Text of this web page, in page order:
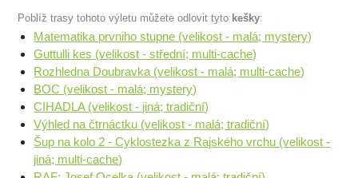
Poblíž trasy tohoto výletu můžete odlovit tyto kešky:
Matematika prvniho stupne (velikost - malá; mystery)
Guttulli kes (velikost - střední; multi-cache)
Rozhledna Doubravka (velikost - malá; multi-cache)
BOC (velikost - malá; mystery)
CIHADLA (velikost - jiná; tradiční)
Výhled na čtrnáctku (velikost - malá; tradiční)
Šup na kolo 2 - Cyklostezka z Rajského vrchu (velikost -
jiná; multi-cache)